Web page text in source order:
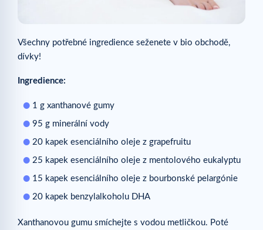
Všechny potřebné ingredience seženete v bio obchodě,
dívky!
Ingredience:
1 g xanthanové gumy
95 g minerální vody
20 kapek esenciálního oleje z grapefruitu
25 kapek esenciálního oleje z mentolového eukalyptu
15 kapek esenciálního oleje z bourbonské pelargónie
20 kapek benzylalkoholu DHA
Xanthanovou gumu smíchejte s vodou metličkou. Poté